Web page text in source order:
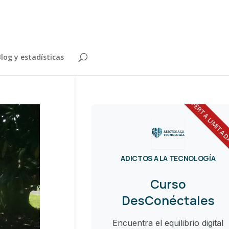
y estadísticas
OFERTA
ADICTOS A LA TECNOLOGÍA
Curso
DesConéctales
Encuentra el equilibrio digital